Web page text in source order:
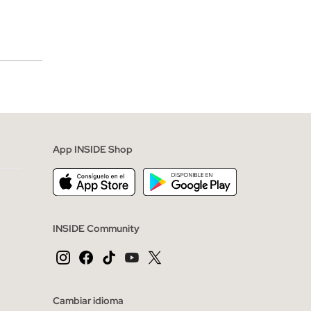
App INSIDE Shop
INSIDE Community
Cambiar idioma